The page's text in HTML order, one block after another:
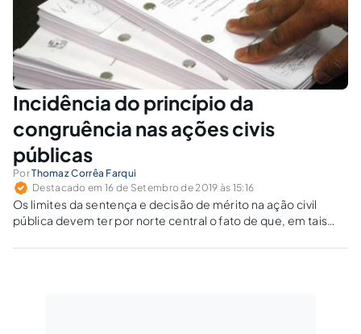
Incidência do princípio da
congruência nas ações civis
públicas
PorThomaz Corrêa Farqui
Destacado em 16 de Setembro de 2019 às 15:16
Os limites da sentença e decisão de mérito na ação civil
pública devem ter por norte central o fato de que, em tais
cuja natural repercussão social leva à indisponibilidade do